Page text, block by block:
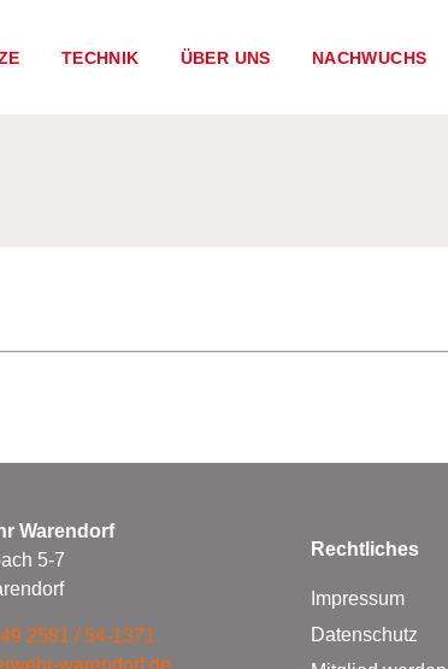
TECHNIK ÜBER UNS NACHWUCHS
Warendorf
5-7
2581 / 54-1371
warendorf.de
Rechtliches
Impressum
Datenschutz